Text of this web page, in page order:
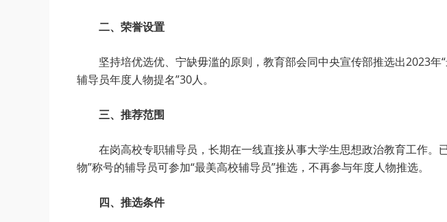
二、荣誉设置
坚持培优选优、宁缺毋滥的原则，教育部会同中央宣传部推选出2023
辅导员年度人物提名”30人。
三、推荐范围
在岗高校专职辅导员，长期在一线直接从事大学生思想政治教育工作。
物”称号的辅导员可参加“最美高校辅导员”推选，不再参与年度人物推选。
四、推选条件